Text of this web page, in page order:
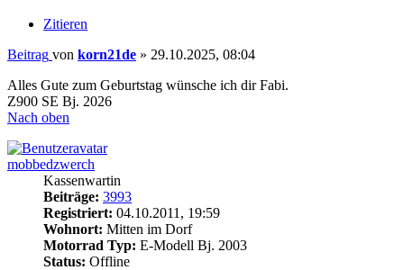
Zitieren
Beitrag von korn21de » 29.10.2025, 08:04
Alles Gute zum Geburtstag wünsche ich dir Fabi.
Z900 SE Bj. 2026
Nach oben
mobbedzwerch
Kassenwartin
Beiträge: 3993
Registriert: 04.10.2011, 19:59
Wohnort: Mitten im Dorf
Motorrad Typ: E-Modell Bj. 2003
Status: Offline